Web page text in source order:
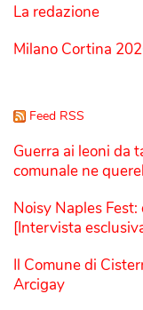
La redazione
Milano Cortina
Feed RSS
Guerra ai leoni da
comunale ne
Noisy Naples
[Intervista
Il Comune di
Arcigay